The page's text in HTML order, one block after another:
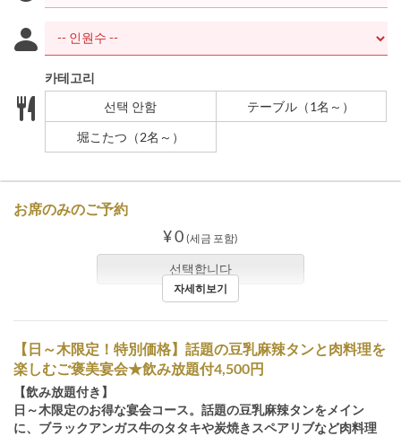
카테고리
선택 안함
テーブル（1名～）
堀こたつ（2名～）
お席のみのご予約
¥ 0 (세금 포함)
선택합니다
자세히보기
【日～木限定！特別価格】話題の豆乳麻辣タンと肉料理を
楽しむご褒美宴会★飲み放題付4,500円
【飲み放題付き】
日～木限定のお得な宴会コース。話題の豆乳麻辣タンをメイン
に、ブラックアンガス牛のタタキや炭焼きスペアリブなど肉料理